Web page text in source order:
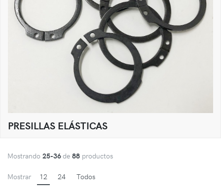
PRESILLAS ELÁSTICAS
Mostrando 25-36de 88 productos
Mostrar 12 24 Todos